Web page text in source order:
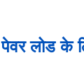
पेवर लोड के